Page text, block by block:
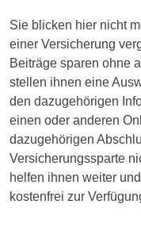
Sie blicken hier nicht
einer Versicherung
Beiträge sparen ohne
stellen ihnen eine
den dazugehörigen
einen oder anderen
dazugehörigen
Versicherungssparte
helfen ihnen weiter
kostenfrei zur